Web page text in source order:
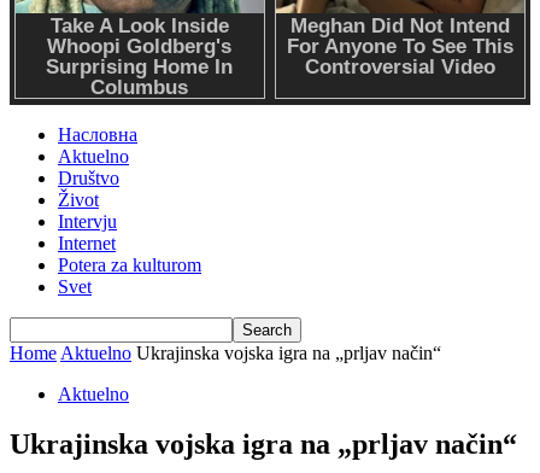
Насловна
Aktuelno
Društvo
Život
Intervju
Internet
Potera za kulturom
Svet
Home Aktuelno Ukrajinska vojska igra na „prljav način“
Aktuelno
Ukrajinska vojska igra na „prljav način“